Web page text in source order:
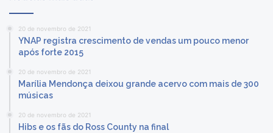
20 de novembro de 2021
YNAP registra crescimento de vendas um pouco menor
após forte 2015
20 de novembro de 2021
Marília Mendonça deixou grande acervo com mais de 300
músicas
20 de novembro de 2021
Hibs e os fãs do Ross County na final